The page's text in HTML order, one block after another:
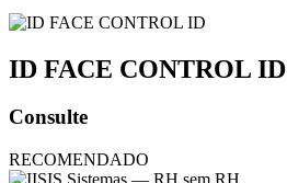
ID FACE CONTROL ID
Consulte
RECOMENDADO